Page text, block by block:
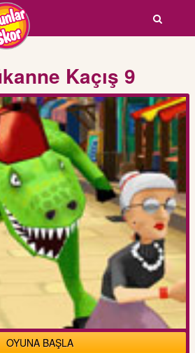
Kaçış 9
OYUNA BAŞLA